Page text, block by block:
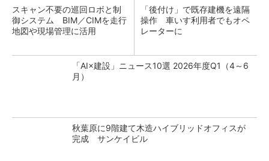
スキャン不要の巡回ロボと制
御システム BIM／CIMを走行
地図や現場管理に活用
「後付け」で既存建機を遠隔
操作 車いす利用者でもオペ
レーターに
「AI×建設」ニュース10選 2026年度Q1（4～6
月）
秋葉原に9階建て木造ハイブリッドオフィスが
完成 サンケイビル